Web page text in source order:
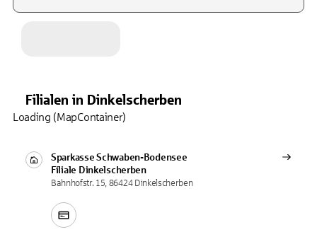
Filialen in Dinkelscherben
Sparkasse Schwaben-Bodensee
Filiale Dinkelscherben
Bahnhofstr. 15, 86424 Dinkelscherben
Loading (MapContainer)